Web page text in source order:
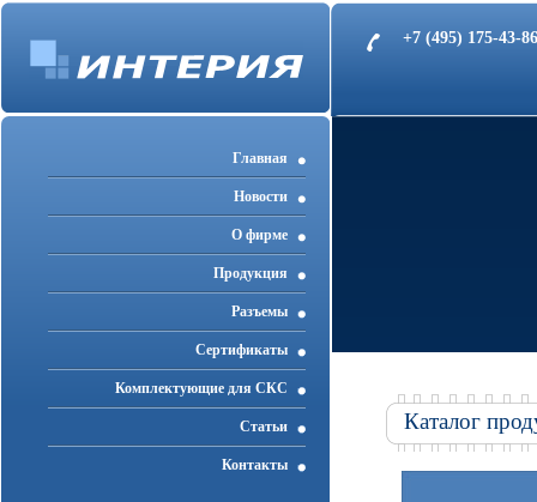
+7 (495) 175-43-
Главная
Новости
О фирме
Продукция
Разъемы
Cертификаты
Комплектующие для СКС
Статьи
Контакты
Каталог